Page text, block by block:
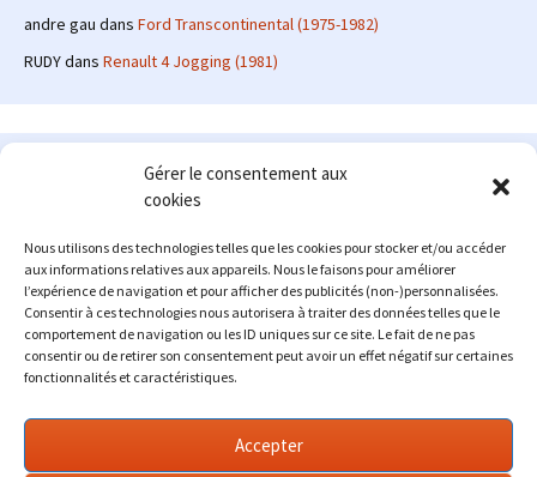
Gérer le consentement aux
cookies
Nous utilisons des technologies telles que les cookies pour stocker et/ou accéder
aux informations relatives aux appareils. Nous le faisons pour améliorer
l’expérience de navigation et pour afficher des publicités (non-)personnalisées.
Consentir à ces technologies nous autorisera à traiter des données telles que le
comportement de navigation ou les ID uniques sur ce site. Le fait de ne pas
consentir ou de retirer son consentement peut avoir un effet négatif sur certaines
fonctionnalités et caractéristiques.
Accepter
andre gau dans Ford Transcontinental (1975-1982)
RUDYdans Renault 4 Jogging (1981)
Le site en quelques mots
: passionné d'automobile ancienne depuis de
nombreuses années, j'ai commencé à partager ma passion sur
internet à partir de 2009 au travers d'un blog qui a connu un relatif
succès. Fin 2013, je décide de prendre mon autonomie et me lancer
avec mon propre site : l'Automobile Ancienne.
Me contacter : alex(at)lautomobileancienne.com